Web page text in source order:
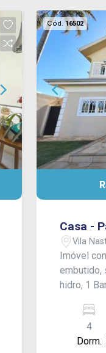
Cód.16502
Casa -
Vila
Imóvel
embutido,
hidro, 1
de Jantar,
armário
Quintal:
4
Dorm.